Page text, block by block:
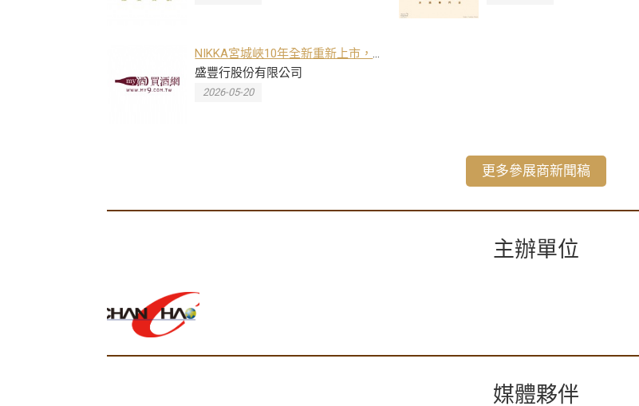
NIKKA宮城峽10年全新重新上市，
於台中國際酒展首度亮相
盛豐行股份有限公司
2026-05-20
更多參展商新聞稿
主辦單位
媒體夥伴